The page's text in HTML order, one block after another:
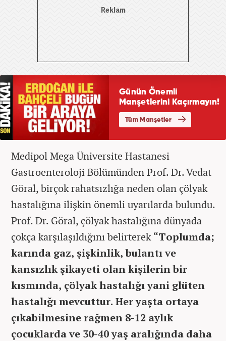
Medipol Mega Üniversite Hastanesi
Gastroenteroloji Bölümünden Prof. Dr. Vedat
Göral, birçok rahatsızlığa neden olan çölyak
hastalığına ilişkin önemli uyarılarda bulundu.
Prof. Dr. Göral, çölyak hastalığına dünyada
çokça karşılaşıldığını belirterek“Toplumda;
karında gaz, şişkinlik, bulantı ve
kansızlık şikayeti olan kişilerin bir
kısmında, çölyak hastalığı yani glüten
hastalığı mevcuttur. Her yaşta ortaya
çıkabilmesine rağmen 8-12 aylık
çocuklarda ve 30-40 yaş aralığında daha